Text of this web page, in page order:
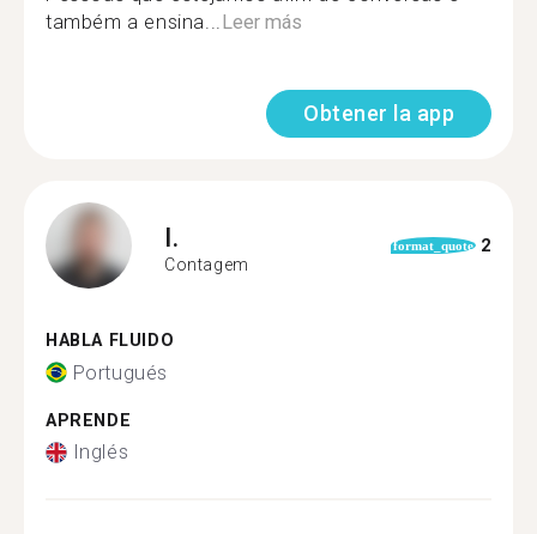
também a ensina...Leer más
Obtener la app
I.
Contagem
format_quote 2
HABLA FLUIDO
Portugués
APRENDE
Inglés